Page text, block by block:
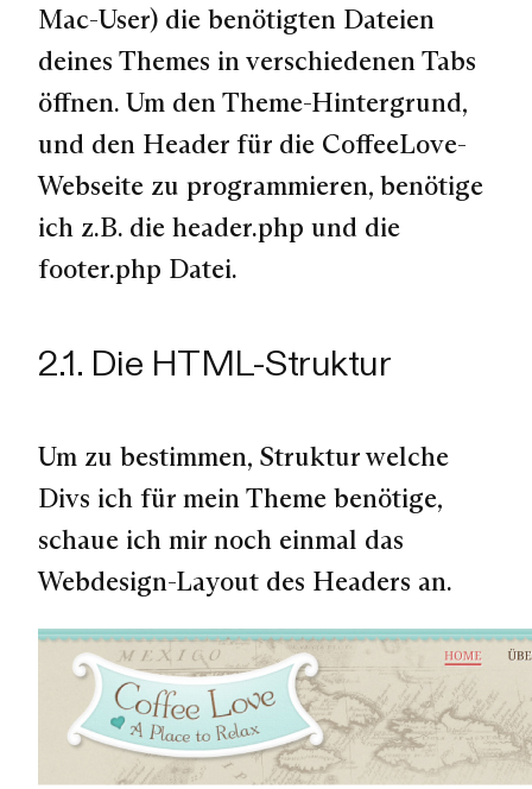
Mac-User) die benötigten Dateien
deines Themes in verschiedenen Tabs
öffnen. Um den Theme-Hintergrund,
und den Header für die CoffeeLove-
Webseite zu programmieren, benötige
ich z.B. die header.php und die
footer.php Datei.
2.1. Die HTML-Struktur
Um zu bestimmen, Struktur welche
Divs ich für mein Theme benötige,
schaue ich mir noch einmal das
Webdesign-Layout des Headers an.